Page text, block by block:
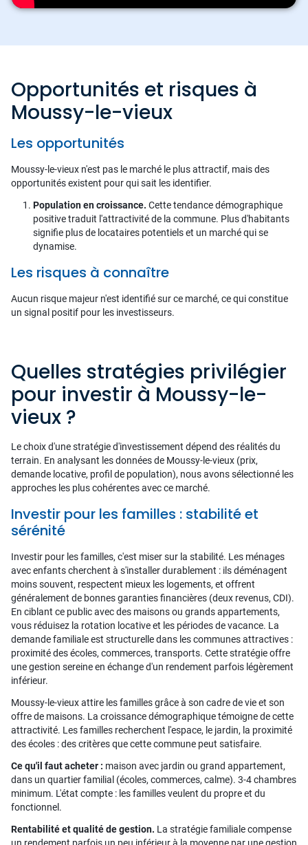
Opportunités et risques à
Moussy-le-vieux
Les opportunités
Moussy-le-vieux n'est pas le marché le plus attractif, mais des
opportunités existent pour qui sait les identifier.
Population en croissance. Cette tendance démographique
positive traduit l'attractivité de la commune. Plus d'habitants
signifie plus de locataires potentiels et un marché qui se
dynamise.
Les risques à connaître
Aucun risque majeur n'est identifié sur ce marché, ce qui constitue
un signal positif pour les investisseurs.
Quelles stratégies privilégier
pour investir à Moussy-le-
vieux ?
Le choix d'une stratégie d'investissement dépend des réalités du
terrain. En analysant les données de Moussy-le-vieux (prix,
demande locative, profil de population), nous avons sélectionné les
approches les plus cohérentes avec ce marché.
Investir pour les familles : stabilité et
sérénité
Investir pour les familles, c'est miser sur la stabilité. Les ménages
avec enfants cherchent à s'installer durablement : ils déménagent
moins souvent, respectent mieux les logements, et offrent
généralement de bonnes garanties financières (deux revenus, CDI).
En ciblant ce public avec des maisons ou grands appartements,
vous réduisez la rotation locative et les périodes de vacance. La
demande familiale est structurelle dans les communes attractives :
proximité des écoles, commerces, transports. Cette stratégie offre
une gestion sereine en échange d'un rendement parfois légèrement
inférieur.
Moussy-le-vieux attire les familles grâce à son cadre de vie et son
offre de maisons. La croissance démographique témoigne de cette
attractivité. Les familles recherchent l'espace, le jardin, la proximité
des écoles : des critères que cette commune peut satisfaire.
Ce qu'il faut acheter : maison avec jardin ou grand appartement,
dans un quartier familial (écoles, commerces, calme). 3-4 chambres
minimum. L'état compte : les familles veulent du propre et du
fonctionnel.
Rentabilité et qualité de gestion. La stratégie familiale compense
un rendement parfois un peu inférieur à la moyenne par une gestion